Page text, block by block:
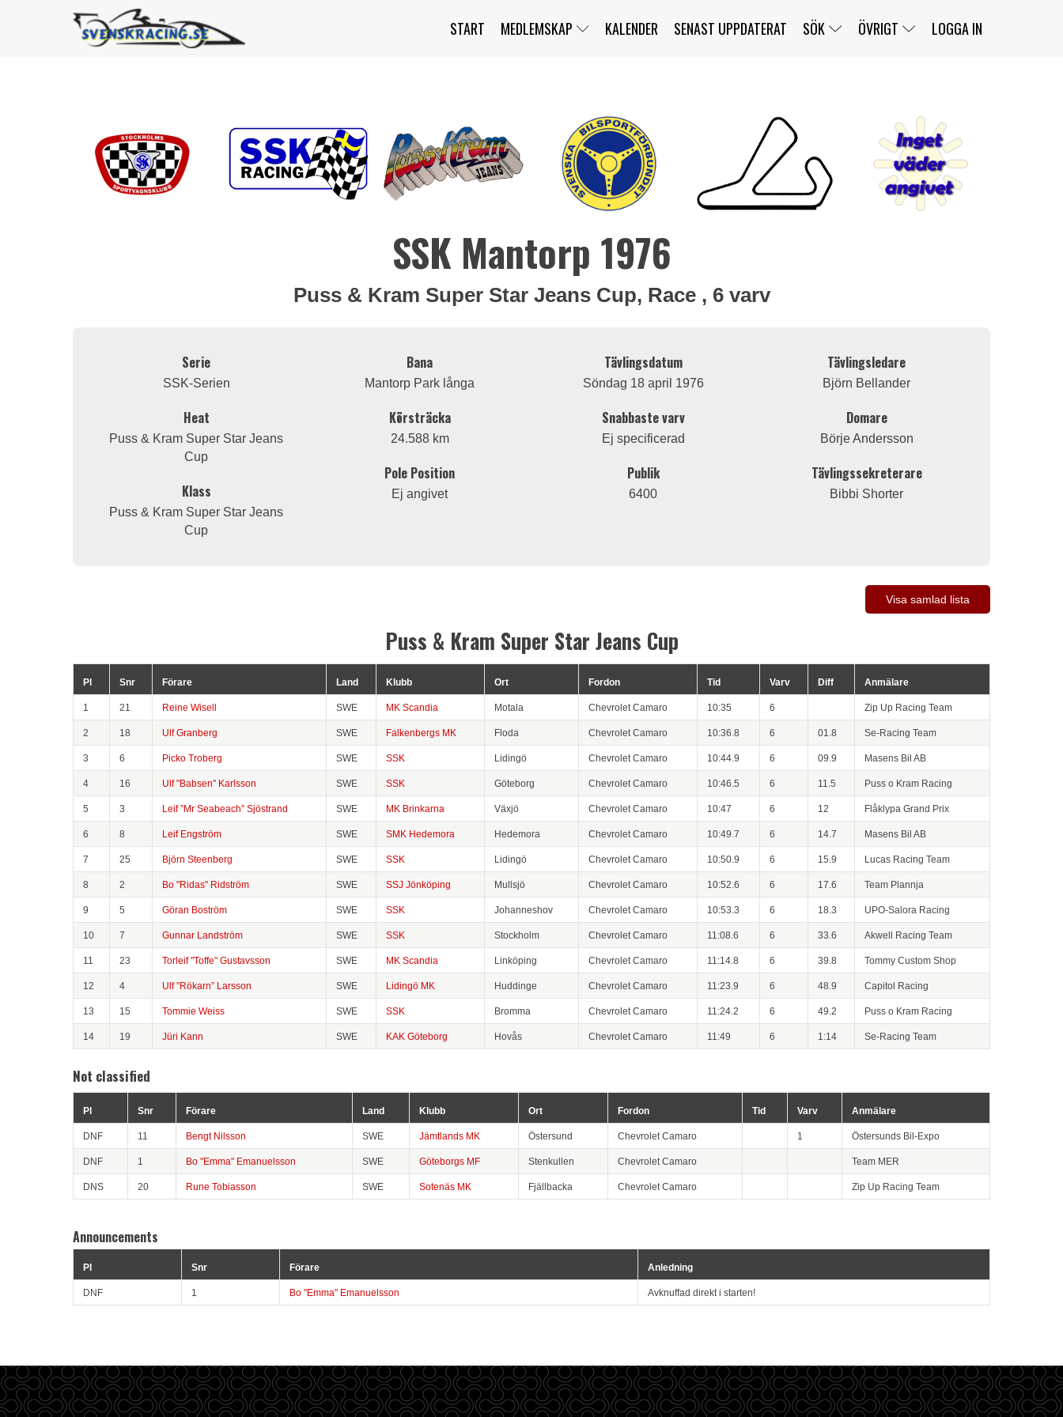
START MEDLEMSKAP KALENDER SENAST UPPDATERAT SÖK ÖVRIGT LOGGA IN
SSK Mantorp 1976
Puss & Kram Super Star Jeans Cup, Race , 6 varv
Serie
SSK-Serien
Heat
Puss & Kram Super Star Jeans
Cup
Klass
Puss & Kram Super Star Jeans
Cup
Bana
Mantorp Park långa
Körsträcka
24.588 km
Pole Position
Ej angivet
Tävlingsdatum
Söndag 18 april 1976
Snabbaste varv
Ej specificerad
Publik
6400
Tävlingsledare
Björn Bellander
Domare
Börje Andersson
Tävlingssekreterare
Bibbi Shorter
Visa samlad lista
Puss & Kram Super Star Jeans Cup
Pl Snr Förare Land Klubb Ort Fordon Tid Varv Diff Anmälare
1 21 Reine Wisell SWE MK Scandia Motala Chevrolet Camaro 10:35 6 Zip Up Racing Team
2 18 Ulf Granberg SWE Falkenbergs MK Floda Chevrolet Camaro 10:36.8 6 01.8 Se-Racing Team
3 6 Picko Troberg SWE SSK Lidingö Chevrolet Camaro 10:44.9 6 09.9 Masens Bil AB
4 16 Ulf "Babsen" Karlsson SWE SSK Göteborg Chevrolet Camaro 10:46.5 6 11.5 Puss o Kram Racing
5 3 Leif ”Mr Seabeach” Sjöstrand SWE MK Brinkarna Växjö Chevrolet Camaro 10:47 6 12 Flåklypa Grand Prix
6 8 Leif Engström SWE SMK Hedemora Hedemora Chevrolet Camaro 10:49.7 6 14.7 Masens Bil AB
7 25 Björn Steenberg SWE SSK Lidingö Chevrolet Camaro 10:50.9 6 15.9 Lucas Racing Team
8 2 Bo "Ridas" Ridström SWE SSJ Jönköping Mullsjö Chevrolet Camaro 10:52.6 6 17.6 Team Plannja
9 5 Göran Boström SWE SSK Johanneshov Chevrolet Camaro 10:53.3 6 18.3 UPO-Salora Racing
10 7 Gunnar Landström SWE SSK Stockholm Chevrolet Camaro 11:08.6 6 33.6 Akwell Racing Team
11 23 Torleif "Toffe" Gustavsson SWE MK Scandia Linköping Chevrolet Camaro 11:14.8 6 39.8 Tommy Custom Shop
12 4 Ulf ”Rökarn” Larsson SWE Lidingö MK Huddinge Chevrolet Camaro 11:23.9 6 48.9 Capitol Racing
13 15 Tommie Weiss SWE SSK Bromma Chevrolet Camaro 11:24.2 6 49.2 Puss o Kram Racing
14 19 Jüri Kann SWE KAK Göteborg Hovås Chevrolet Camaro 11:49 6 1:14 Se-Racing Team
Not classified
Pl Snr Förare Land Klubb Ort Fordon Tid Varv Anmälare
DNF 11 Bengt Nilsson SWE Jämtlands MK Östersund Chevrolet Camaro 1 Östersunds Bil-Expo
DNF 1 Bo "Emma" Emanuelsson SWE Göteborgs MF Stenkullen Chevrolet Camaro Team MER
DNS 20 Rune Tobiasson SWE Sotenäs MK Fjällbacka Chevrolet Camaro Zip Up Racing Team
Announcements
Pl Snr Förare Anledning
DNF 1 Bo "Emma" Emanuelsson Avknuffad direkt i starten!